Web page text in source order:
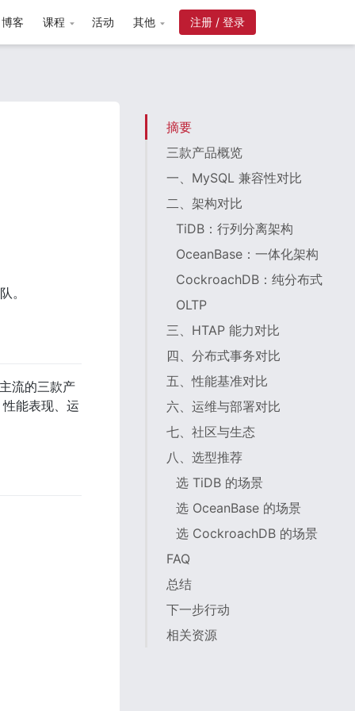
博客 课程 活动 其他 注册 / 登录
。
流的三款产
能表现、运
摘要
三款产品概览
一、MySQL 兼容性对比
二、架构对比
TiDB：行列分离架构
OceanBase：一体化架构
CockroachDB：纯分布式
OLTP
三、HTAP 能力对比
四、分布式事务对比
五、性能基准对比
六、运维与部署对比
七、社区与生态
八、选型推荐
选 TiDB 的场景
选 OceanBase 的场景
选 CockroachDB 的场景
FAQ
总结
下一步行动
相关资源